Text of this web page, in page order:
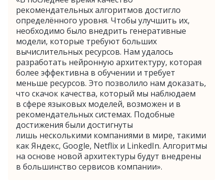
рекомендательных алгоритмов достигло
определённого уровня. Чтобы улучшить их,
необходимо было внедрить генеративные
модели, которые требуют больших
вычислительных ресурсов. Нам удалось
разработать нейронную архитектуру, которая
более эффективна в обучении и требует
меньше ресурсов. Это позволило нам доказать,
что скачок качества, который мы наблюдаем
в сфере языковых моделей, возможен и в
рекомендательных системах. Подобные
достижения были достигнуты
лишь несколькими компаниями в мире, такими
как Яндекс, Google, Netflix и LinkedIn. Алгоритмы
на основе новой архитектуры будут внедрены
в большинство сервисов компании».